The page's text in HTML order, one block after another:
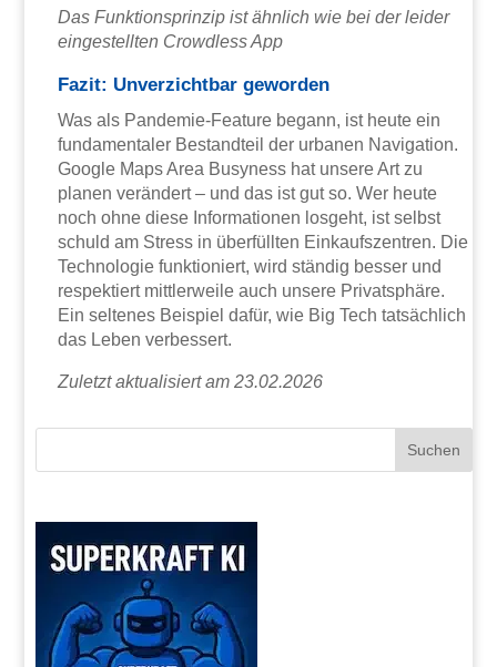
Das Funktionsprinzip ist ähnlich wie bei der leider
eingestellten Crowdless App
Fazit: Unverzichtbar geworden
Was als Pandemie-Feature begann, ist heute ein
fundamentaler Bestandteil der urbanen Navigation.
Google Maps Area Busyness hat unsere Art zu
planen verändert – und das ist gut so. Wer heute
noch ohne diese Informationen losgeht, ist selbst
schuld am Stress in überfüllten Einkaufszentren. Die
Technologie funktioniert, wird ständig besser und
respektiert mittlerweile auch unsere Privatsphäre.
Ein seltenes Beispiel dafür, wie Big Tech tatsächlich
das Leben verbessert.
Zuletzt aktualisiert am 23.02.2026